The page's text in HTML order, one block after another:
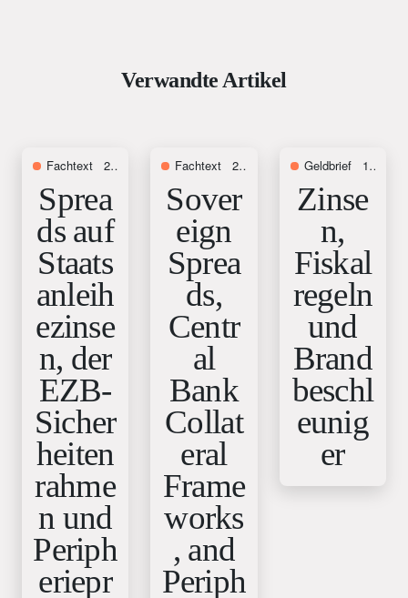
Verwandte Artikel
Fachtext 26. Juli 2023
Sprea
ds auf
Staats
anleih
ezinse
n, der
EZB-
Sicher
heiten
rahme
n und
Periph
eriepr
Fachtext 29. Juni 2023
Sover
eign
Sprea
ds,
Centr
al
Bank
Collat
eral
Frame
works
, and
Periph
Geldbrief 1. Juni 2023
Zinse
n,
Fiskal
regeln
und
Brand
beschl
eunig
er